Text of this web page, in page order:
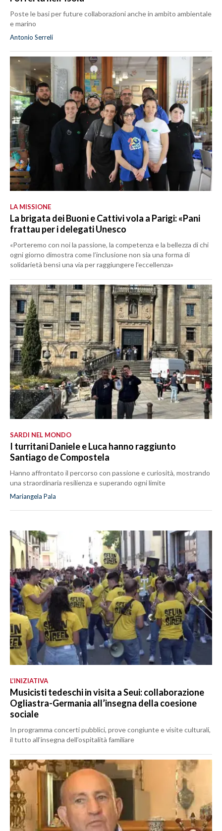
Poste le basi per future collaborazioni anche in ambito ambientale
e marino
Antonio Serreli
LA MISSIONE
La brigata dei Buoni e Cattivi vola a Parigi: «Pani
frattau per i delegati Unesco
«Porteremo con noi la passione, la competenza e la bellezza di chi
ogni giorno dimostra come l’inclusione non sia una forma di
solidarietà bensì una via per raggiungere l’eccellenza»
SARDI NEL MONDO
I turritani Daniele e Luca hanno raggiunto
Santiago de Compostela
Hanno affrontato il percorso con passione e curiosità, mostrando
una straordinaria resilienza e superando ogni limite
Mariangela Pala
L’INIZIATIVA
Musicisti tedeschi in visita a Seui: collaborazione
Ogliastra-Germania all’insegna della coesione
sociale
In programma concerti pubblici, prove congiunte e visite culturali,
il tutto all’insegna dell’ospitalità familiare